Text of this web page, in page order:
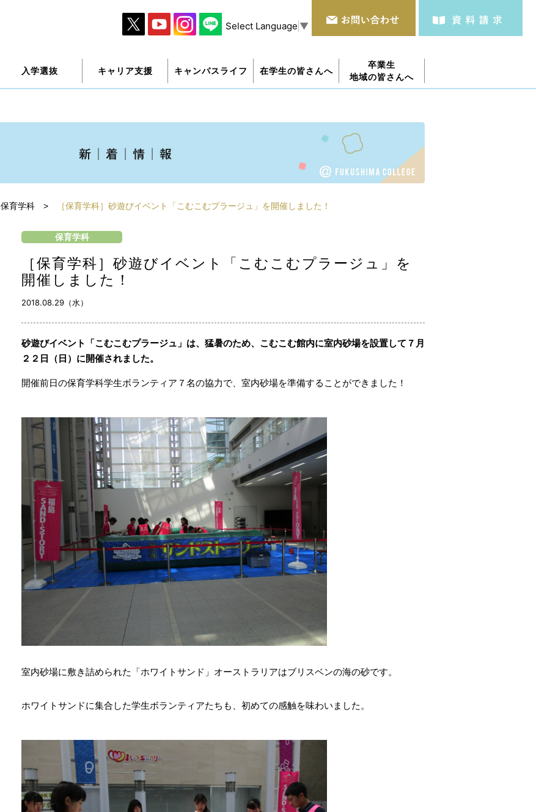
Select Language ▼
入学選抜 キャリア支援 キャンパスライフ 在学生の皆さんへ
卒業生
地域の皆さんへ
保育学科 > ［保育学科］砂遊びイベント「こむこむプラージュ」を開催しました！
保育学科
［保育学科］砂遊びイベント「こむこむプラージュ」を
開催しました！
2018.08.29（水）
砂遊びイベント「こむこむプラージュ」は、猛暑のため、こむこむ館内に室内砂場を設置して７月
２２日（日）に開催されました。
開催前日の保育学科学生ボランティア７名の協力で、室内砂場を準備することができました！
室内砂場に敷き詰められた「ホワイトサンド」オーストラリアはブリスベンの海の砂です。
ホワイトサンドに集合した学生ボランティアたちも、初めての感触を味わいました。